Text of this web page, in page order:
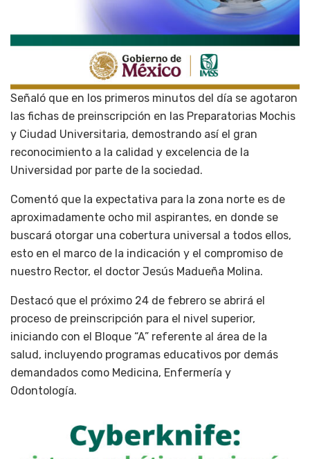
Señaló que en los primeros minutos del día se agotaron
las fichas de preinscripción en las Preparatorias Mochis
y Ciudad Universitaria, demostrando así el gran
reconocimiento a la calidad y excelencia de la
Universidad por parte de la sociedad.
Comentó que la expectativa para la zona norte es de
aproximadamente ocho mil aspirantes, en donde se
buscará otorgar una cobertura universal a todos ellos,
esto en el marco de la indicación y el compromiso de
nuestro Rector, el doctor Jesús Madueña Molina.
Destacó que el próximo 24 de febrero se abrirá el
proceso de preinscripción para el nivel superior,
iniciando con el Bloque “A” referente al área de la
salud, incluyendo programas educativos por demás
demandados como Medicina, Enfermería y
Odontología.